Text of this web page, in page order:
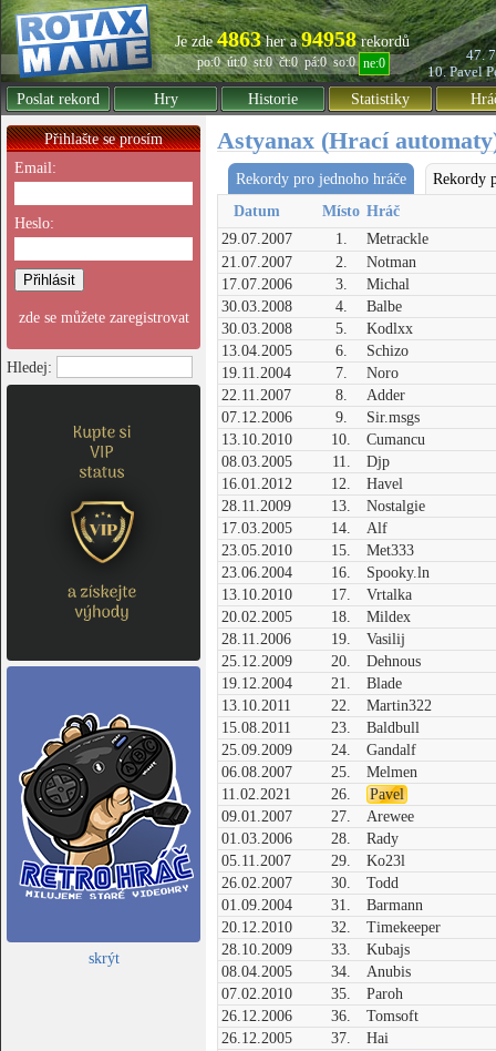
Je zde4863her a94958rekordů
po:0 út:0 st:0 čt:0 pá:0 so:0 ne:0
47.
10. Pavel
Poslat rekord
Hry Historie Statistiky
Přihlašte se prosím
Email:
Heslo:
zde se můžete zaregistrovat
Hledej:
skrýt
Astyanax (Hrací
Rekordy pro jednoho hráče
Rekordy
Datum
Místo Hráč
29.07.2007
1.
Metrackle
21.07.2007
2.
Notman
17.07.2006
3.
Michal
30.03.2008
4.
Balbe
30.03.2008
5.
Kodlxx
13.04.2005
6.
Schizo
19.11.2004
7.
Noro
22.11.2007
8.
Adder
07.12.2006
9.
Sir.msgs
13.10.2010
10.
Cumancu
08.03.2005
11.
Djp
16.01.2012
12.
Havel
28.11.2009
13.
Nostalgie
17.03.2005
14.
Alf
23.05.2010
15.
Met333
23.06.2004
16.
Spooky.ln
13.10.2010
17.
Vrtalka
20.02.2005
18.
Mildex
28.11.2006
19.
Vasilij
25.12.2009
20.
Dehnous
19.12.2004
21.
Blade
13.10.2011
22.
Martin322
15.08.2011
23.
Baldbull
25.09.2009
24.
Gandalf
06.08.2007
25.
Melmen
11.02.2021
26.
Pavel
09.01.2007
27.
Arewee
01.03.2006
28.
Rady
05.11.2007
29.
Ko23l
26.02.2007
30.
Todd
01.09.2004
31.
Barmann
20.12.2010
32.
Timekeeper
28.10.2009
33.
Kubajs
08.04.2005
34.
Anubis
07.02.2010
35.
Paroh
26.12.2006
36.
Tomsoft
26.12.2005
37.
Hai